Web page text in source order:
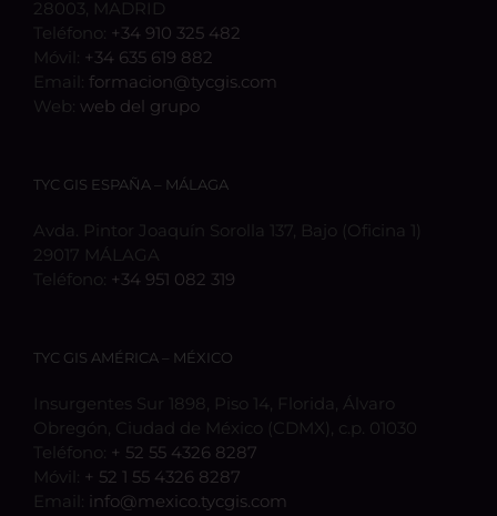
28003, MADRID
Teléfono: +34 910 325 482
Móvil: +34 635 619 882
Email: formacion@tycgis.com
Web: web del grupo
TYC GIS ESPAÑA – MÁLAGA
Avda. Pintor Joaquín Sorolla 137, Bajo (Oficina 1)
29017 MÁLAGA
Teléfono: +34 951 082 319
TYC GIS AMÉRICA – MÉXICO
Insurgentes Sur 1898, Piso 14, Florida, Álvaro
Obregón, Ciudad de México (CDMX), c.p. 01030
Teléfono: + 52 55 4326 8287
Móvil: + 52 1 55 4326 8287
Email: info@mexico.tycgis.com